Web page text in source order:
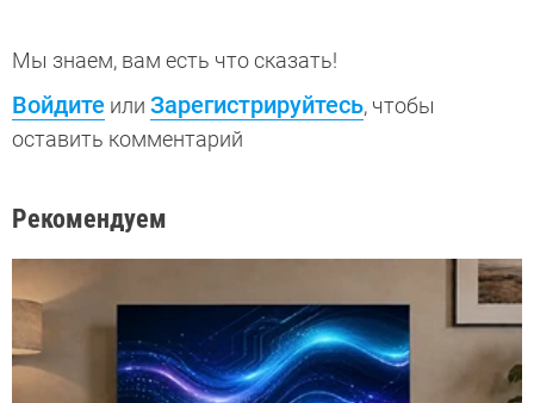
Мы знаем, вам есть что сказать!
Войдите или Зарегистрируйтесь, чтобы
оставить комментарий
Рекомендуем